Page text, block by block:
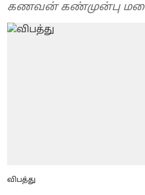
கணவன் கண்முன்பு
விபத்து